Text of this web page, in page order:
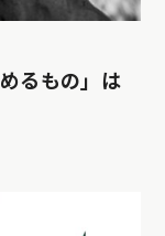
るもの」は